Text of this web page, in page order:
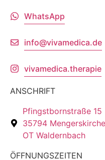
WhatsApp
info@vivamedica.de
vivamedica.therapie
ANSCHRIFT
Pfingstbornstraße 15
35794
OT Waldernbach
ÖFFNUNGSZEITEN